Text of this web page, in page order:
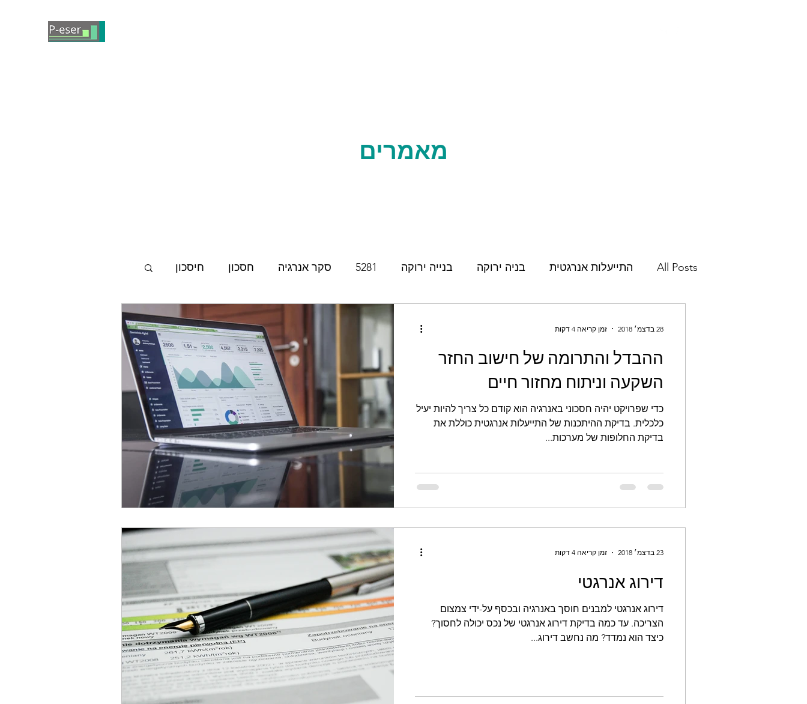
מאמרים
All Posts התייעלות אנרגטית בניה ירוקה בנייה ירוקה 5281 סקר אנרגיה חסכון חיסכון
החזר השקעה LCA
הערכת מחזור חיים ניתוח מחזור חיים צריכת 14001
p-eser
p10 דירוג אנרגטי תווית אנרגיה תעודת אנרגיה שיפוץ תכנון בניה בנייה
ההבדל והתרומה של חישוב החזר
השקעה וניתוח מחזור חיים
כדי שפרויקט יהיה חסכוני באנרגיה הוא קודם כל צריך להיות יעיל
כלכלית. בדיקת ההיתכנות של התייעלות אנרגטית כוללת את
בדיקת החלופות של מערכות...
28 בדצמ׳ 2018 זמן קריאה 4 דקות
דירוג אנרגטי
דירוג אנרגטי למבנים חוסך באנרגיה ובכסף על-ידי צמצום
הצריכה. עד כמה בדיקת דירוג אנרגטי של נכס יכולה לחסוך?
כיצד הוא נמדד? מה נחשב דירוג...
23 בדצמ׳ 2018 זמן קריאה 4 דקות